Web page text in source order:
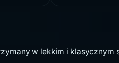
w lekkim i klasycznym